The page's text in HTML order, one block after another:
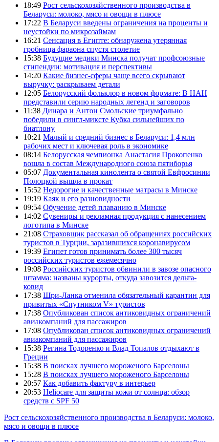
18:49 Рост сельскохозяйственного производства в
Беларуси: молоко, мясо и овощи в плюсе
17:22 В Беларуси введены ограничения на проценты и
неустойки по микрозаймам
16:21 Сенсация в Египте: обнаружена утерянная
гробница фараона спустя столетие
15:38 Будущие медики Минска получат профсоюзные
стипендии: мотивация и перспективы
14:20 Какие бизнес-сферы чаще всего скрывают
выручку: раскрываем детали
12:05 Белорусский фольклор в новом формате: В НАН
представили серию народных легенд и заговоров
11:38 Динара и Антон Смольские триумфально
победили в сингл-миксте Кубка сильнейших по
биатлону
10:21 Малый и средний бизнес в Беларуси: 1,4 млн
рабочих мест и ключевая роль в экономике
08:14 Белорусская чемпионка Анастасия Прокопенко
вошла в состав Международного союза пятиборья
05:07 Документальная кинолента о святой Евфросинии
Полоцкой вышла в прокат
15:52 Недорогие и качественные матрасы в Минске
19:19 Каяк и его разновидности
09:54 Обучение детей плаванию в Минске
14:02 Сувениры и рекламная продукция с нанесением
логотипа в Минске
21:08 Страховщик рассказал об обращениях российских
туристов в Турции, заразившихся коронавирусом
19:39 Египет готов принимать более 300 тысяч
российских туристов ежемесячно
19:08 Российских туристов обвинили в завозе опасного
штамма: названы курорты, откуда завозится дельта-
ковид
17:38 Шри-Ланка отменила обязательный карантин для
привитых «Спутником V» туристов
17:38 Опубликован список антиковидных ограничений
авиакомпаний для пассажиров
17:08 Опубликован список антиковидных ограничений
авиакомпаний для пассажиров
15:38 Регина Тодоренко и Влад Топалов отдыхают в
Греции
15:38 В поисках лучшего мороженого Барселоны
15:28 В поисках лучшего мороженого Барселоны
20:57 Как добавить фактуру в интерьер
20:53 Heliocare для защиты кожи от солнца: обзор
средств с SPF 50
Рост сельскохозяйственного производства в Беларуси: молоко,
мясо и овощи в плюсе